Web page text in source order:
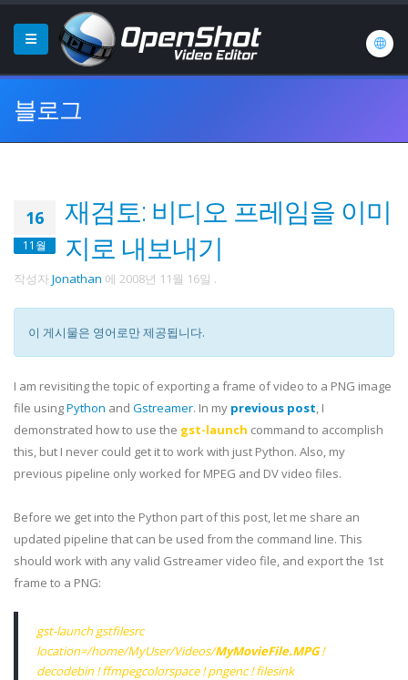
블로그
16
11월
재검토: 비디오 프레임을 이미
지로 내보내기
작성자Jonathan 에 2008년 11월 16일 .
이 게시물은 영어로만 제공됩니다.
I am revisiting the topic of exporting a frame of video to a PNG image
file usingPython and Gstreamer. In my previous post, I
demonstrated how to use the gst-launch command to accomplish
this, but I never could get it to work with just Python. Also, my
previous pipeline only worked for MPEG and DV video files.
Before we get into the Python part of this post, let me share an
updated pipeline that can be used from the command line. This
should work with any valid Gstreamer video file, and export the 1st
frame to a PNG:
gst-launch gstfilesrc
location=/home/MyUser/Videos/MyMovieFile.MPG!
decodebin! ffmpegcolorspace ! pngenc ! filesink